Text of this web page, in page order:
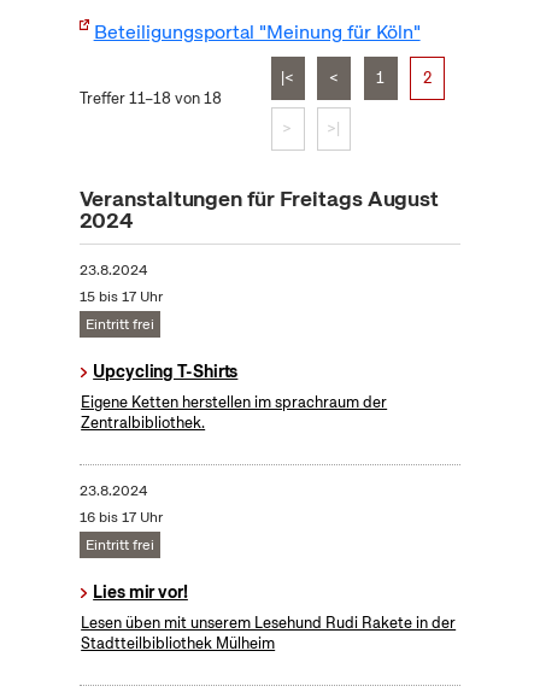
Beteiligungsportal "Meinung für Köln"
Treffer 11–18 von 18
|< < 1 2
> >|
Veranstaltungen für Freitags August
2024
23.8.2024
15 bis 17 Uhr
Eintritt frei
Upcycling T-Shirts
Eigene Ketten herstellen im sprachraum der
Zentralbibliothek.
23.8.2024
16 bis 17 Uhr
Eintritt frei
Lies mir vor!
Lesen üben mit unserem Lesehund Rudi Rakete in der
Stadtteilbibliothek Mülheim